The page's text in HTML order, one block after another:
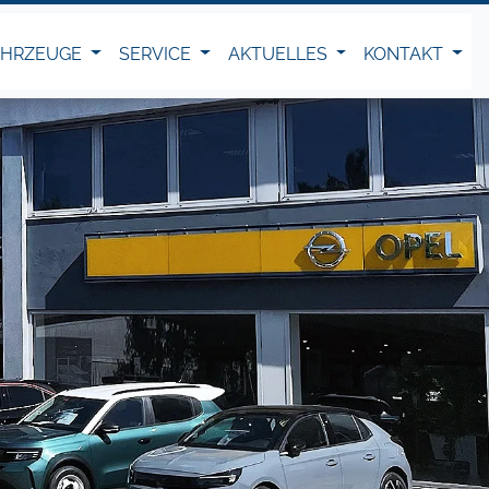
SERVICE AKTUELLES KONTAKT